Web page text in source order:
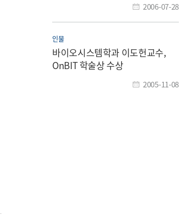
2006-07-28
인물
바이오시스템학과 이도헌교수,
OnBIT 학술상 수상
2005-11-08